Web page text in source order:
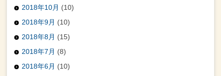
2018年10月 (10)
2018年9月 (10)
2018年8月 (15)
2018年7月 (8)
2018年6月 (10)